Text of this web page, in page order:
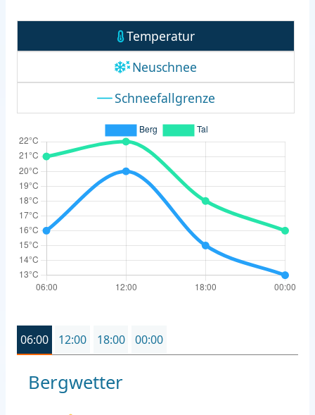
Temperatur
Neuschnee
Schneefallgrenze
06:00 12:00 18:00 00:00
Bergwetter